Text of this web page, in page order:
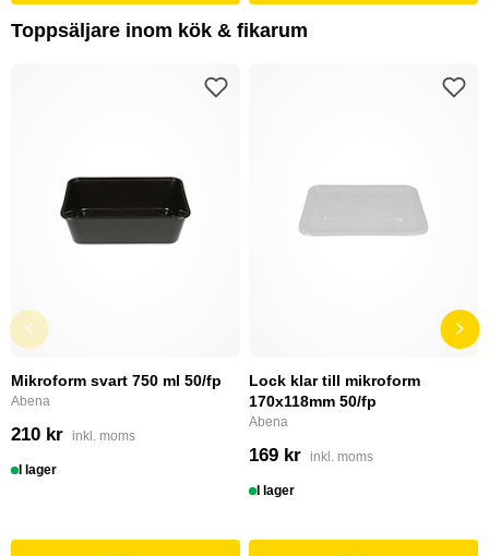
Toppsäljare inom kök & fikarum
Mikroform svart 750 ml 50/fp
Abena
210 kr inkl. moms
I lager
Lock klar till mikroform
170x118mm 50/fp
Abena
169 kr inkl. moms
I lager